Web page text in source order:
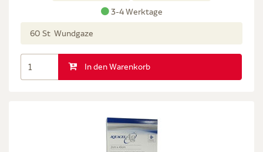
3-4 Werktage
60 St Wundgaze
In den Warenkorb